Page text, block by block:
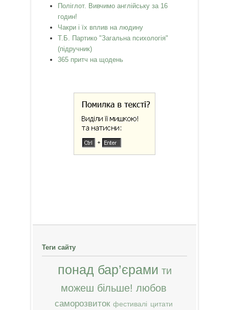
Поліглот. Вивчимо англійську за 16
годин!
Чакри і їх вплив на людину
Т.Б. Партико "Загальна психологія"
(підручник)
365 притч на щодень
Теги сайту
понад бар’єрами ти
можеш більше! любов
саморозвиток фестивалі цитати